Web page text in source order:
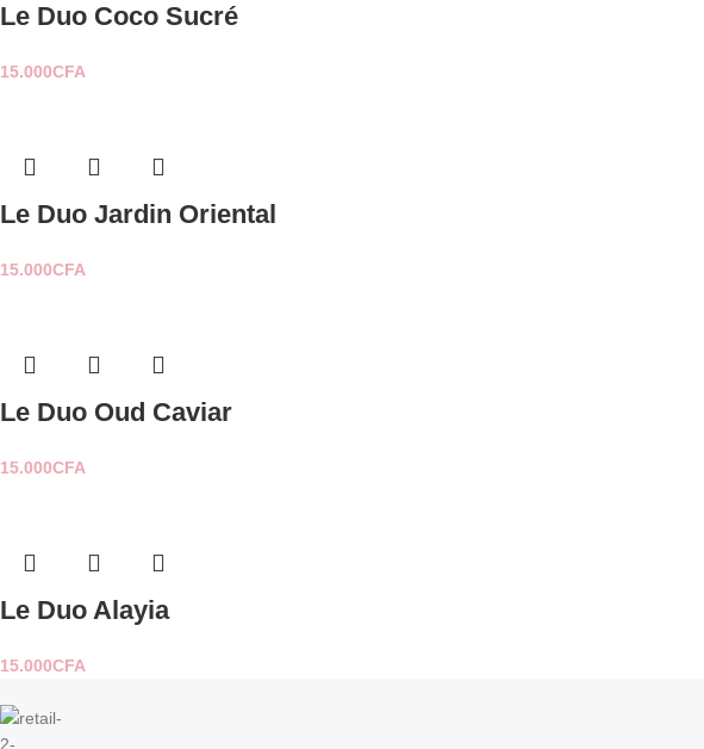
Le Duo Coco Sucré
15.000CFA
Le Duo Jardin Oriental
15.000CFA
Le Duo Oud Caviar
15.000CFA
Le Duo Alayia
15.000CFA